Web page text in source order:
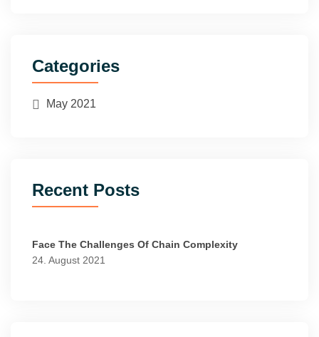
Categories
May 2021
Recent Posts
Face The Challenges Of Chain Complexity
24. August 2021